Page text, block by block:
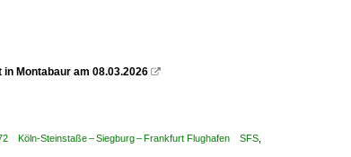
Montabaur am 08.03.2026 
Köln-Steinstaße – Siegburg – Frankfurt Flughafen SFS